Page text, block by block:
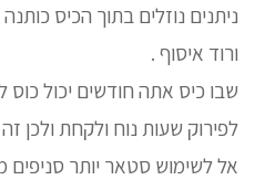
ניתנים נוזלים בתוך הכיס
ורוד איסוף .
שבו כיס אתה חודשים יכול
לפירוק שעות נוח ולקחת ולכן
אל לשימוש סטאר יותר סניפים